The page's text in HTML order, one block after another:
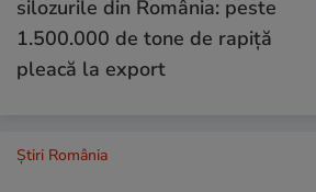
silozurile din România: peste
1.500.000 de tone de rapiță
pleacă la export
Știri România